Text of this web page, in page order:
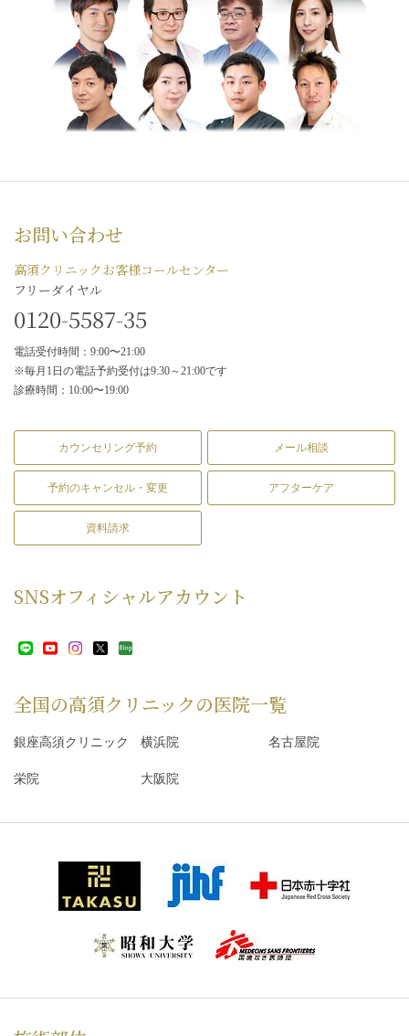
お問い合わせ
高須クリニックお客様コールセンター
フリーダイヤル
0120-5587-35
電話受付時間：9:00〜21:00
※毎月1日の電話予約受付は9:30～21:00です
診療時間：10:00〜19:00
カウンセリング予約 メール相談
予約のキャンセル・変更 アフターケア
資料請求
SNSオフィシャルアカウント
全国の高須クリニックの医院一覧
銀座高須クリニック 横浜院 名古屋院
栄院 大阪院